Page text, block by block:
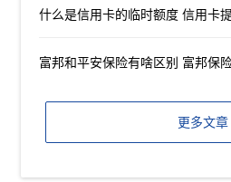
什么是信用卡的临时额度 信用卡
富邦和平安保险有啥区别 富邦保
更多文章